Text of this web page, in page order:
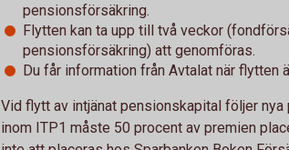
pensionsförsäkring.
Flytten kan ta upp till två veckor
pensionsförsäkring) att genomföras.
Du får information från Avtalat när flytten
Vid flytt av intjänat pensionskapital följer
inom ITP1 måste 50 procent av premien